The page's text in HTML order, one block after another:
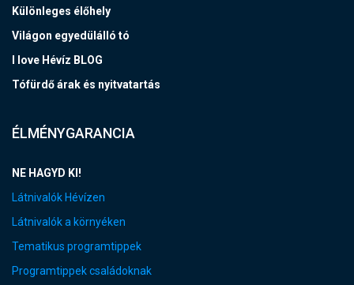
Különleges élőhely
Világon egyedülálló tó
I love Hévíz BLOG
Tófürdő árak és nyitvatartás
ÉLMÉNYGARANCIA
NE HAGYD KI!
Látnivalók Hévízen
Látnivalók a környéken
Tematikus programtippek
Programtippek családoknak